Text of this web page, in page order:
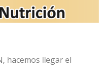
hacemos llegar el